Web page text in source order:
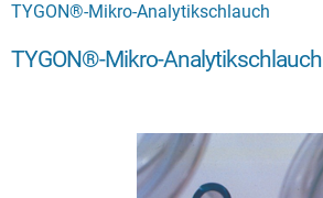
TYGON®-Mikro-Analytikschlauch
TYGON®-Mikro-Analytikschlauch